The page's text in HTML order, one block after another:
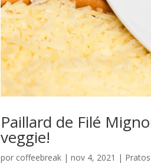
Paillard de Filé
veggie!
por coffeebreak |nov 4, 2021 |